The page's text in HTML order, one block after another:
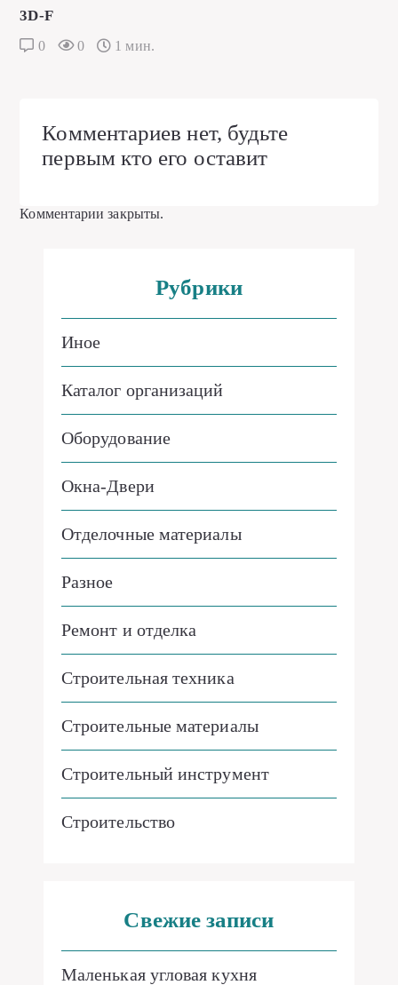
3D-F
0 0 1 мин.
Комментариев нет, будьте
первым кто его оставит
Комментарии закрыты.
Рубрики
Иное
Каталог организаций
Оборудование
Окна-Двери
Отделочные материалы
Разное
Ремонт и отделка
Строительная техника
Строительные материалы
Строительный инструмент
Строительство
Свежие записи
Маленькая угловая кухня